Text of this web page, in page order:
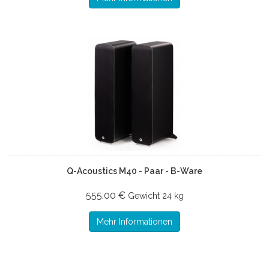
Q-Acoustics M40 - Paar - B-Ware
555.00 € Gewicht 24 kg
Mehr Informationen